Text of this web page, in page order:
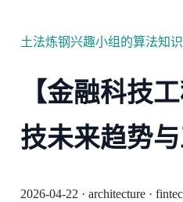
土法炼钢兴趣小组的算法知
【金融科技
技未来趋势
2026-04-22 · architecture·